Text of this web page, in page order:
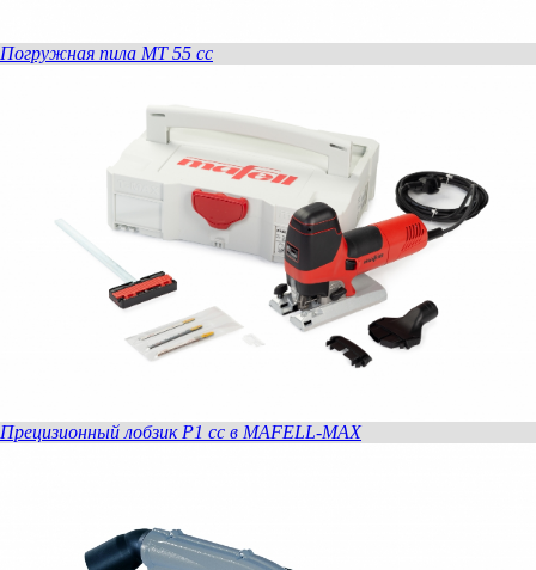
Погружная пила MT 55 cc
Прецизионный лобзик P1 cc в MAFELL-MAX